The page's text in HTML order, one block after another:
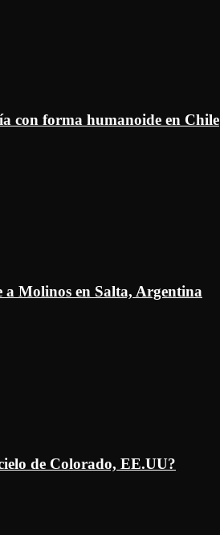
con forma humanoide en Chile
Molinos en Salta, Argentina
de Colorado, EE.UU?